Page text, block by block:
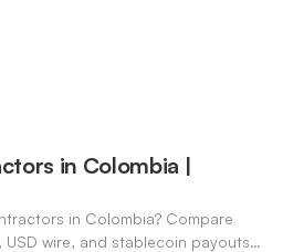
in Colombia |
in Colombia? Compare
wire, and stablecoin payouts.